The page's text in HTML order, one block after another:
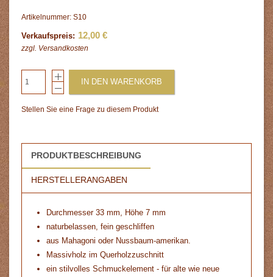
Artikelnummer: S10
Verkaufspreis: 12,00 €
zzgl. Versandkosten
IN DEN WARENKORB
Stellen Sie eine Frage zu diesem Produkt
PRODUKTBESCHREIBUNG
HERSTELLERANGABEN
Durchmesser 33 mm, Höhe 7 mm
naturbelassen, fein geschliffen
aus Mahagoni oder Nussbaum-amerikan.
Massivholz im Querholzzuschnitt
ein stilvolles Schmuckelement - für alte wie neue